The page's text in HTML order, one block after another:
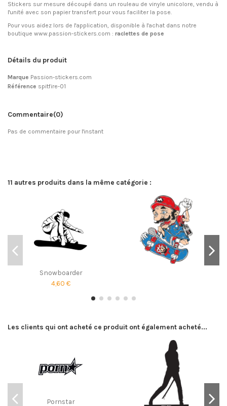
Stickers sur mesure découpé dans un rouleau de vinyle unicolore, vendu à
l'unité avec son papier transfert pour vous faciliter la pose.
Pour vous aidez lors de l'application, disponible à l'achat dans notre
boutique www.passion-stickers.com : raclettes de pose
Détails du produit
Marque Passion-stickers.com
Référence spitfire-01
Commentaire(0)
Pas de commentaire pour l'instant
11 autres produits dans la même catégorie :
Snowboarder
4,60 €
Les clients qui ont acheté ce produit ont également acheté...
Pornstar